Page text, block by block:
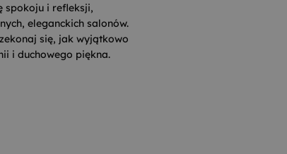
spokoju i refleksji,
eleganckich salonów.
się, jak wyjątkowo
i duchowego piękna.